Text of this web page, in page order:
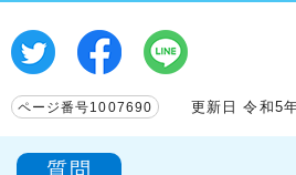
ページ番号1007690 更新日 令和5年